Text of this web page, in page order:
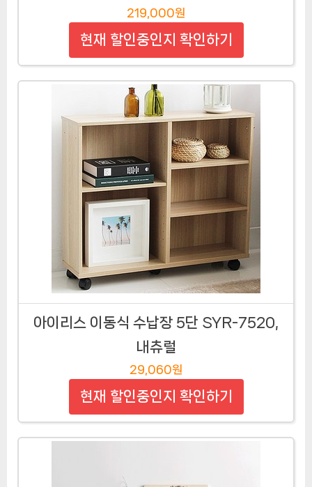
219,000원
현재 할인중인지 확인하기
아이리스 이동식 수납장 5단 SYR-7520,
내츄럴
29,060원
현재 할인중인지 확인하기